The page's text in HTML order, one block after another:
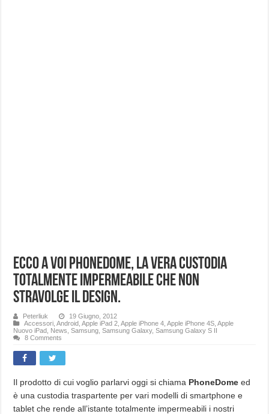
Ecco a voi PhoneDome, la vera custodia
totalmente impermeabile che non
stravolge il design.
Peterliuk
19 Giugno, 2012
Accessori ,Android ,Apple iPad 2 ,Apple iPhone 4 ,Apple iPhone 4S ,Apple
Nuovo iPad News ,Samsung ,Samsung Galaxy,Samsung Galaxy S II
8 Comments
Il prodotto di cui voglio parlarvi oggi si chiama PhoneDome ed
è una custodia traspartente per vari modelli di smartphone e
tablet che rende all’istante totalmente impermeabili i nostri